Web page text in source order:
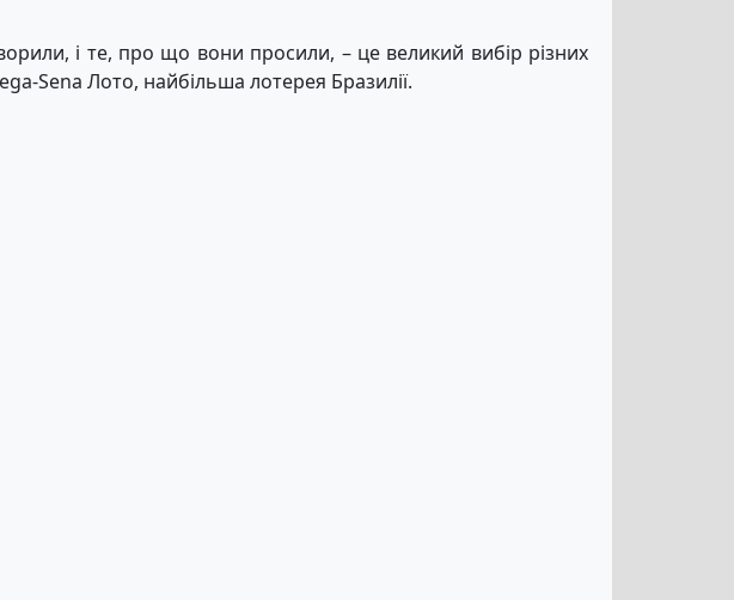
і те, про що вони просили, – це великий вибір різних
Sena Лото, найбільша лотерея Бразилії.